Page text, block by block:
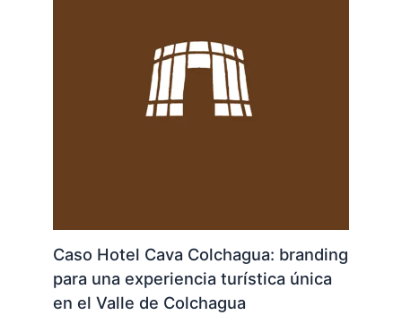
Caso Hotel Cava Colchagua: branding
para una experiencia turística única
en el Valle de Colchagua